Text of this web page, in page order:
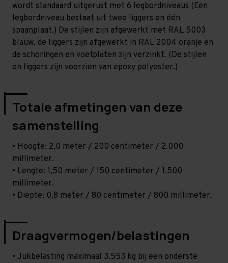
wordt standaard uitgerust met 6 legbordniveaus (Een
legbordniveau bestaat uit twee liggers en één
spaanplaat.) De stijlen zijn afgewerkt met RAL 5003
blauw, de liggers zijn afgewerkt in RAL 2004 oranje en
de schoringen en voetplaten zijn verzinkt. (De stijlen
en liggers zijn voorzien van epoxy polyester.)
Totale afmetingen van deze
samenstelling
• Hoogte: 2,0 meter / 200 centimeter / 2.000
millimeter.
• Lengte: 1,50 meter / 150 centimeter / 1.500
millimeter.
• Diepte: 0,8 meter / 80 centimeter / 800 millimeter.
Draagvermogen/belastingen
• Jukbelasting maximaal 3.553 kg bij een onderste